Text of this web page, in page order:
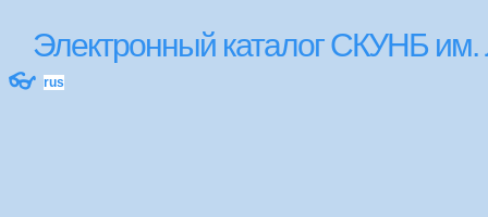
Электронный каталог СКУНБ
👓 rus